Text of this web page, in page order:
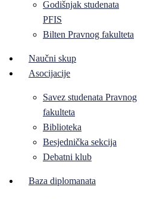
Godišnjak studenata
PFIS
Bilten Pravnog fakulteta
Naučni skup
Asocijacije
Savez studenata Pravnog
fakulteta
Biblioteka
Besjednička sekcija
Debatni klub
Baza diplomanata